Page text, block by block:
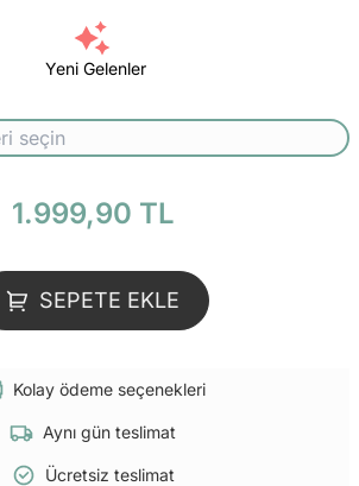
Yeni Gelenler
1.999,90 TL
SEPETE EKLE
Kolay ödeme seçenekleri
Aynı gün teslimat
Ücretsiz teslimat